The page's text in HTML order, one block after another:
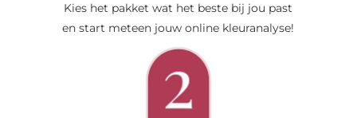
Kies het pakket wat het beste bij jou past
en start meteen jouw online kleuranalyse!